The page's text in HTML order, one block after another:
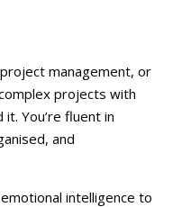
management, or
projects with
You’re fluent in
and
intelligence to